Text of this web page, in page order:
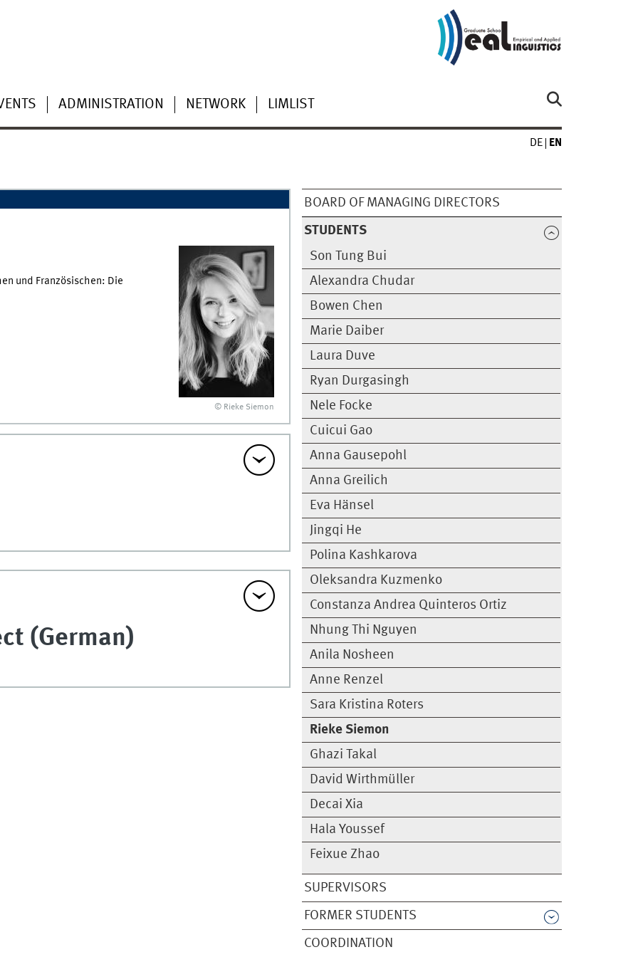
ADMINISTRATION NETWORK LIMLIST
DE EN
BOARD OF MANAGING DIRECTORS
STUDENTS
Son Tung Bui
Alexandra Chudar
Bowen Chen
Marie Daiber
Laura Duve
Ryan Durgasingh
Nele Focke
Cuicui Gao
Anna Gausepohl
Anna Greilich
Eva Hänsel
Jingqi He
Polina Kashkarova
Oleksandra Kuzmenko
Constanza Andrea Quinteros Ortiz
Nhung Thi Nguyen
Anila Nosheen
Anne Renzel
Sara Kristina Roters
Rieke Siemon
Ghazi Takal
David Wirthmüller
Decai Xia
Hala Youssef
Feixue Zhao
SUPERVISORS
FORMER STUDENTS
COORDINATION
© Rieke Siemon
und Französischen: Die
(German)